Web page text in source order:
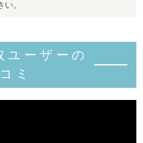
。
ユーザーの
ミ